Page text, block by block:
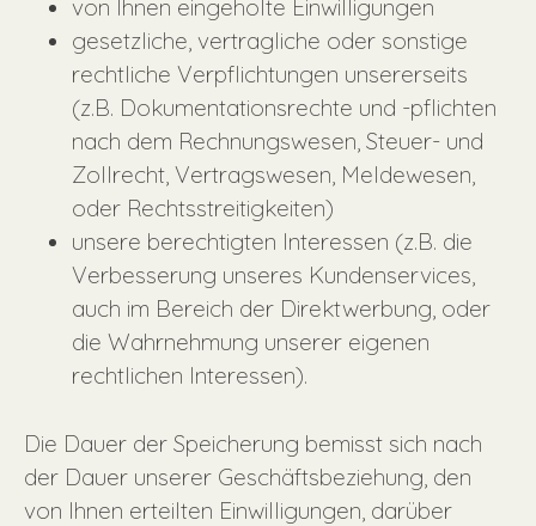
von Ihnen eingeholte Einwilligungen
gesetzliche, vertragliche oder sonstige
rechtliche Verpflichtungen unsererseits
(z.B. Dokumentationsrechte und -pflichten
nach dem Rechnungswesen, Steuer- und
Zollrecht, Vertragswesen, Meldewesen,
oder Rechtsstreitigkeiten)
unsere berechtigten Interessen (z.B. die
Verbesserung unseres Kundenservices,
auch im Bereich der Direktwerbung, oder
die Wahrnehmung unserer eigenen
rechtlichen Interessen).
Die Dauer der Speicherung bemisst sich nach
der Dauer unserer Geschäftsbeziehung, den
von Ihnen erteilten Einwilligungen, darüber